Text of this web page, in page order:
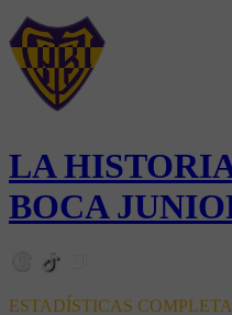
LA
BOCA
ESTADÍSTICAS